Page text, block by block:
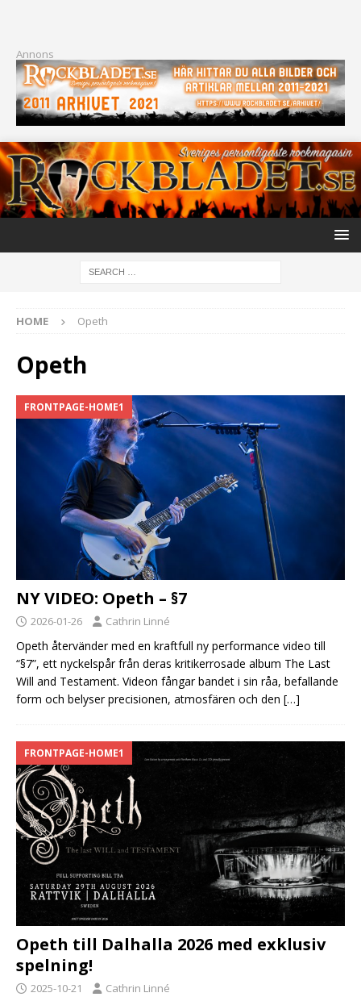
Annons
HOME Opeth
Opeth
FRONTPAGE-HOME1
NY VIDEO: Opeth – §7
2026-01-26 Cathrin Linné
Opeth återvänder med en kraftfull ny performance video till
“§7”, ett nyckelspår från deras kritikerrosade album The Last
Will and Testament. Videon fångar bandet i sin råa, befallande
form och belyser precisionen, atmosfären och den […]
FRONTPAGE-HOME1
Opeth till Dalhalla 2026 med exklusiv
spelning!
2025-10-21 Cathrin Linné